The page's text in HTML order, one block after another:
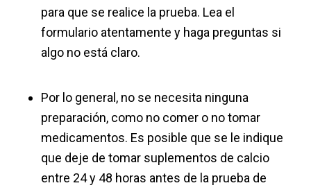
para que se realice la prueba. Lea el
formulario atentamente y haga preguntas si
algo no está claro.
Por lo general, no se necesita ninguna
preparación, como no comer o no tomar
medicamentos. Es posible que se le indique
que deje de tomar suplementos de calcio
entre 24 y 48 horas antes de la prueba de